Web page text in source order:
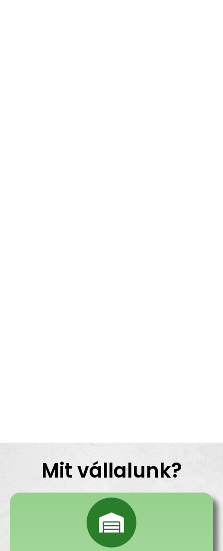
Mit vállalunk?